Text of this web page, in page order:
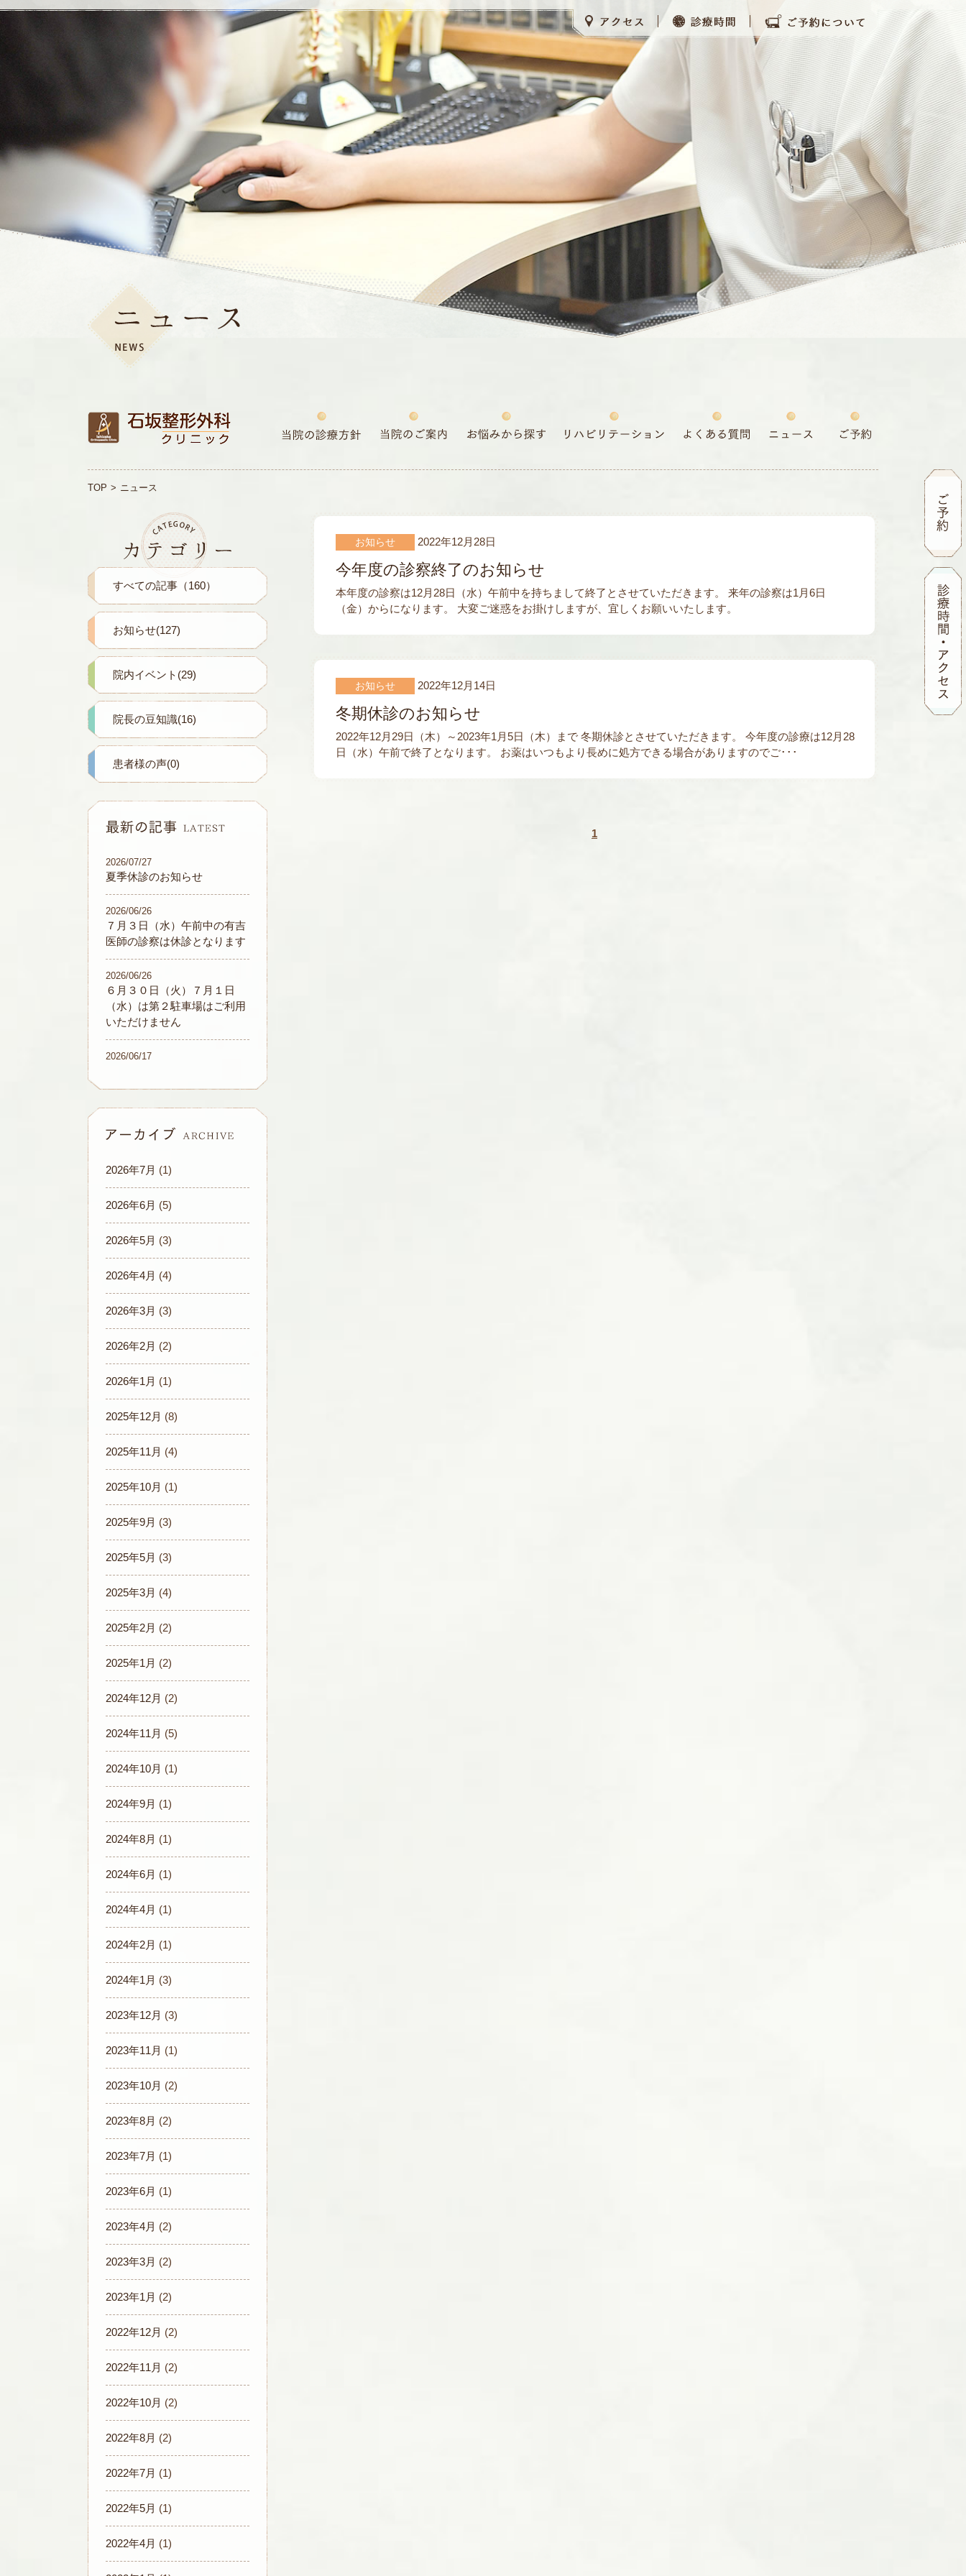
TOP ニュース
すべての記事（160）
お知らせ(127)
院内イベント(29)
院長の豆知識(16)
患者様の声(0)
2026/07/27
夏季休診のお知らせ
2026/06/26
７月３日（水）午前中の有吉
医師の診察は休診となります
2026/06/26
６月３０日（火）７月１日
（水）は第２駐車場はご利用
いただけません
2026/06/17
2026年7月 (1)
2026年6月 (5)
2026年5月 (3)
2026年4月 (4)
2026年3月 (3)
2026年2月 (2)
2026年1月 (1)
2025年12月 (8)
2025年11月 (4)
2025年10月 (1)
2025年9月 (3)
2025年5月 (3)
2025年3月 (4)
2025年2月 (2)
2025年1月 (2)
2024年12月 (2)
2024年11月 (5)
2024年10月 (1)
2024年9月 (1)
2024年8月 (1)
2024年6月 (1)
2024年4月 (1)
2024年2月 (1)
2024年1月 (3)
2023年12月 (3)
2023年11月 (1)
2023年10月 (2)
2023年8月 (2)
2023年7月 (1)
2023年6月 (1)
2023年4月 (2)
2023年3月 (2)
2023年1月 (2)
2022年12月 (2)
2022年11月 (2)
2022年10月 (2)
2022年8月 (2)
2022年7月 (1)
2022年5月 (1)
2022年4月 (1)
お知らせ 2022年12月28日
今年度の診察終了のお知らせ
本年度の診察は12月28日（水）午前中を持ちまして終了とさせていただきます。 来年の診察は1月6日
（金）からになります。 大変ご迷惑をお掛けしますが、宜しくお願いいたします。
お知らせ 2022年12月14日
冬期休診のお知らせ
2022年12月29日（木）～2023年1月5日（木）まで 冬期休診とさせていただきます。 今年度の診療は12月28
日（水）午前で終了となります。 お薬はいつもより長めに処方できる場合がありますのでご･･･
1